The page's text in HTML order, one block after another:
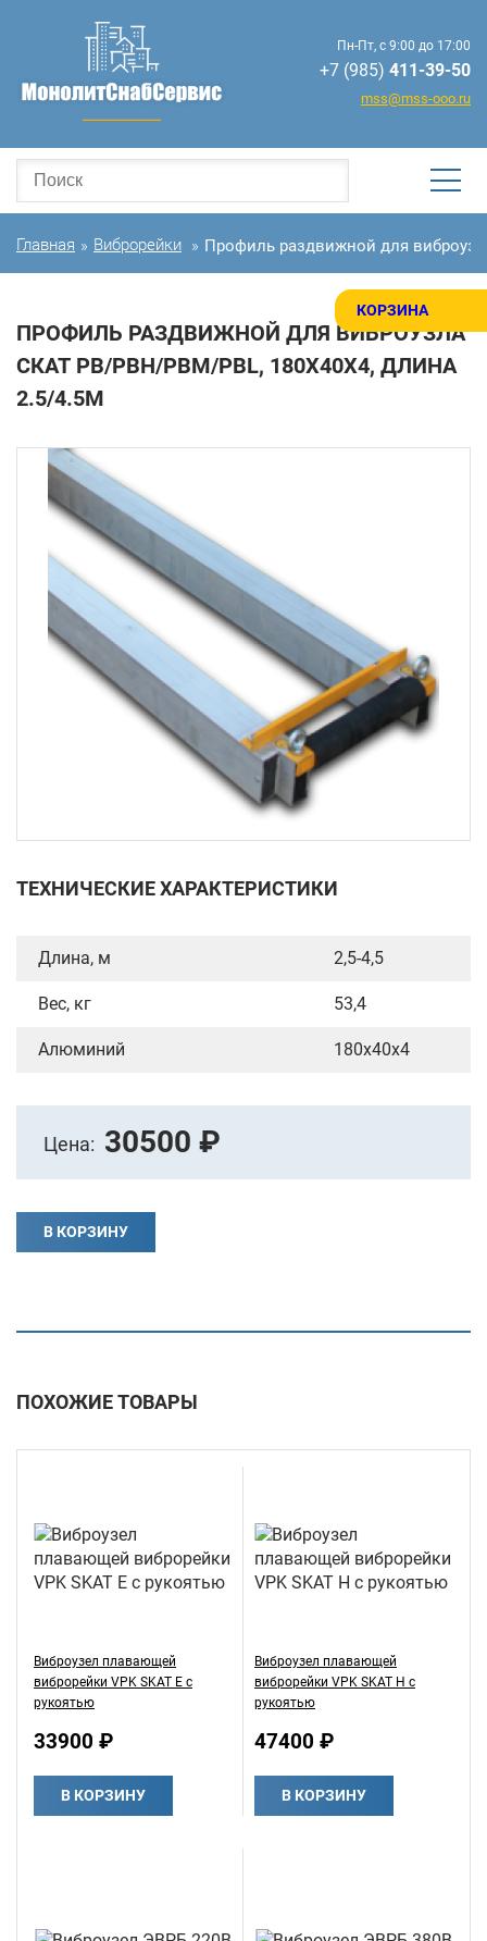
КОРЗИНА
Пн-Пт, с 9:00 до 17:00
+7 (985) 411-39-50
mss@mss-ooo.ru
Главная » Виброрейки » Профиль раздвижной для
ПРОФИЛЬ РАЗДВИЖНОЙ ДЛЯ ВИБРОУЗЛА
СКАТ РВ/РВН/РВМ/PBL, 180Х40Х4, ДЛИНА
2.5/4.5М
ТЕХНИЧЕСКИЕ ХАРАКТЕРИСТИКИ
Длина, м 2,5-4,5
Вес, кг 53,4
Алюминий 180х40х4
Цена: 30500 ₽
В КОРЗИНУ
ПОХОЖИЕ ТОВАРЫ
Виброузел плавающей
виброрейки VPK SKAT E с
рукоятью
33900 ₽
В КОРЗИНУ
Виброузел плавающей
виброрейки VPK SKAT H с
рукоятью
47400 ₽
В КОРЗИНУ